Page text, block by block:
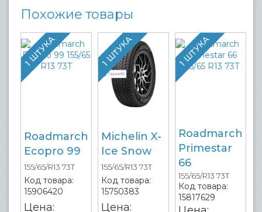
Похожие товары
1 ШТУКА
Roadmarch
Ecopro 99
155/65/R13 73T
Код товара:
15906420
Цена:
1 ШТУКА
Michelin X-
Ice Snow
155/65/R13 73T
Код товара:
15750383
Цена:
1 ШТУКА
Roadmarch
Primestar
66
155/65/R13 73T
Код товара:
15817629